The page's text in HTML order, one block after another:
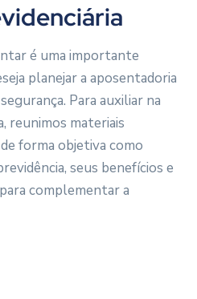
é uma importante
planejar a aposentadoria
Para auxiliar na
reunimos materiais
forma objetiva como
seus benefícios e
complementar a